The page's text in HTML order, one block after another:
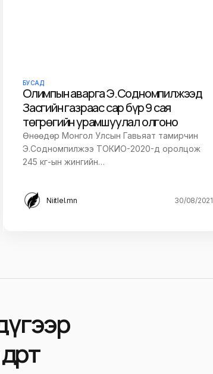
БУСАД
Олимпын аварга Э.Содномпилжээд
Засгийн газраас сар бүр 9 сая
төгрөгийн урамшуулал олгоно
Өнөөдөр Монгол Улсын Гавьяат тамирчин
Э.Содномпилжээ ТОКИО-2020-д оролцож
245 кг-ын жингийн…
Niitlel.mn 30/08/2021